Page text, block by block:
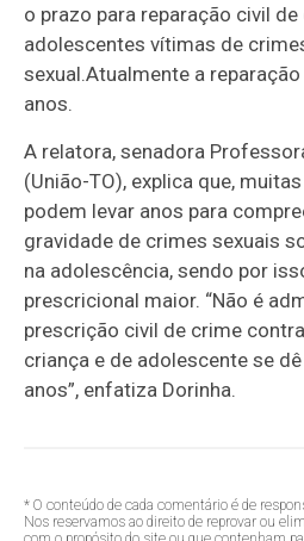
o prazo para reparação civil
adolescentes vítimas de
sexual.Atualmente a
anos.
A relatora, senadora
(União-TO), explica que,
podem levar anos para
gravidade de crimes sexuais
na adolescência, sendo por
prescricional maior. “Não é
prescrição civil de crime
criança e de adolescente se
anos”, enfatiza Dorinha.
* O conteúdo de cada comentário é de
Nos reservamos ao direito de reprovar ou